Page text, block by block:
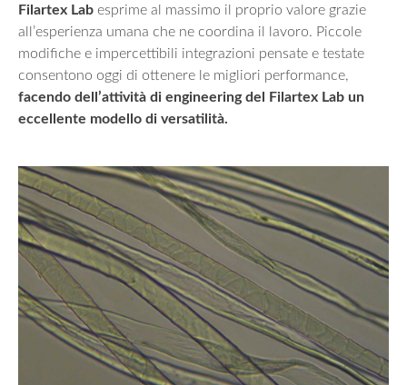
Filartex Lab esprime al massimo il proprio valore grazie
all’esperienza umana che ne coordina il lavoro. Piccole
modifiche e impercettibili integrazioni pensate e testate
consentono oggi di ottenere le migliori performance,
facendo dell’attività di engineering del Filartex Lab un
eccellente modello di versatilità.